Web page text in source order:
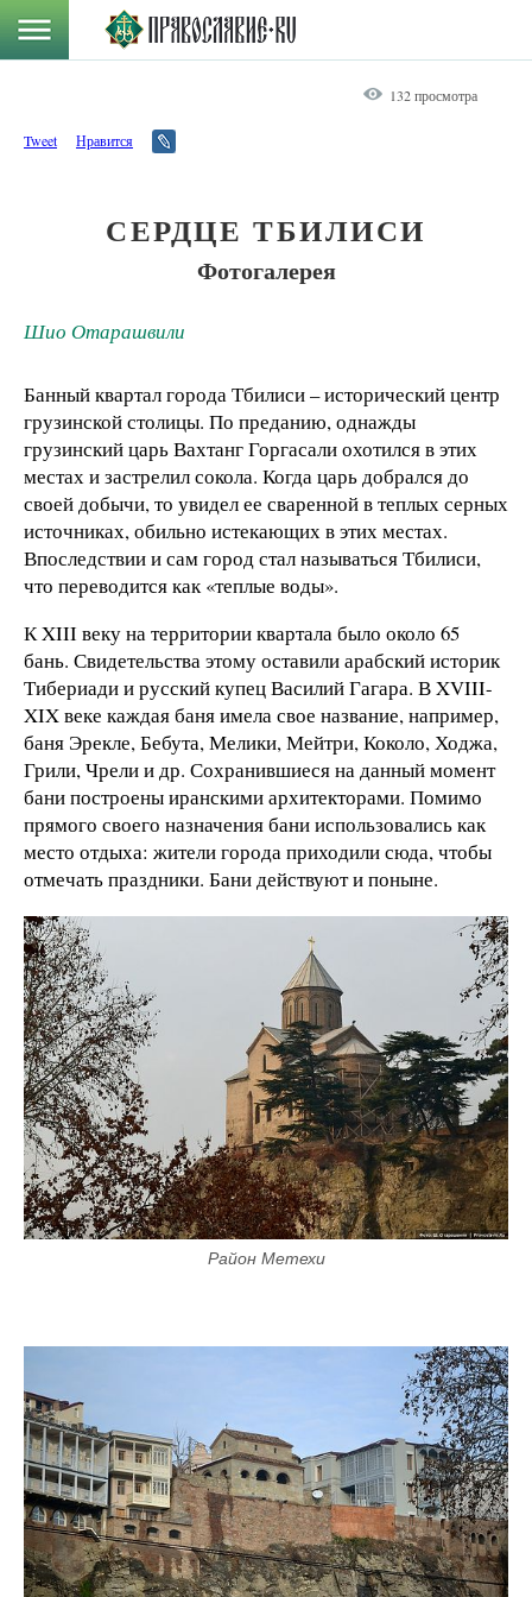
132 просмотра
Tweet Нравится
СЕРДЦЕ ТБИЛИСИ
Фотогалерея
Шио Отарашвили
Банный квартал города Тбилиси – исторический центр
грузинской столицы. По преданию, однажды
грузинский царь Вахтанг Горгасали охотился в этих
местах и застрелил сокола. Когда царь добрался до
своей добычи, то увидел ее сваренной в теплых серных
источниках, обильно истекающих в этих местах.
Впоследствии и сам город стал называться Тбилиси,
что переводится как «теплые воды».
К XIII веку на территории квартала было около 65
бань. Свидетельства этому оставили арабский историк
Тибериади и русский купец Василий Гагара. В XVIII-
XIX веке каждая баня имела свое название, например,
баня Эрекле, Бебута, Мелики, Мейтри, Коколо, Ходжа,
Грили, Чрели и др. Сохранившиеся на данный момент
бани построены иранскими архитекторами. Помимо
прямого своего назначения бани использовались как
место отдыха: жители города приходили сюда, чтобы
отмечать праздники. Бани действуют и поныне.
Район Метехи